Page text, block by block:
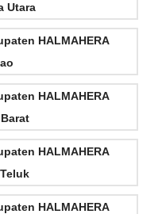
Utara
HALMAHERA
HALMAHERA
HALMAHERA
HALMAHERA